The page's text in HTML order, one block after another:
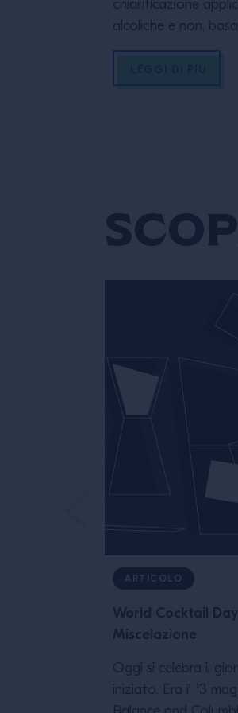
chiarificazione
alcoliche e non,
chimici e
ARTICOLO
World Cocktail
Miscelazione
Oggi si celebra il
iniziato. Era il 13